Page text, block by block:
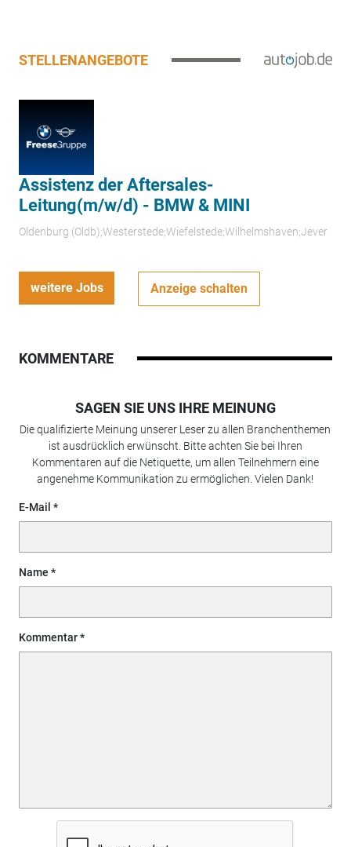
STELLENANGEBOTE
Assistenz der Aftersales-
Leitung(m/w/d) - BMW & MINI
Oldenburg (Oldb);Westerstede;Wiefelstede;Wilhelmshaven;Jever
weitere Jobs Anzeige schalten
KOMMENTARE
SAGEN SIE UNS IHRE MEINUNG
Die qualifizierte Meinung unserer Leser zu allen Branchenthemen
ist ausdrücklich erwünscht. Bitte achten Sie bei Ihren
Kommentaren auf die Netiquette, um allen Teilnehmern eine
angenehme Kommunikation zu ermöglichen. Vielen Dank!
E-Mail
Name
Kommentar